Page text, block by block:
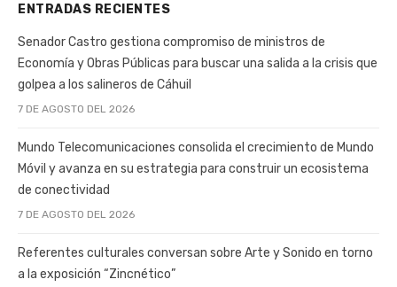
ENTRADAS RECIENTES
Senador Castro gestiona compromiso de ministros de
Economía y Obras Públicas para buscar una salida a la crisis que
golpea a los salineros de Cáhuil
7 DE AGOSTO DEL 2026
Mundo Telecomunicaciones consolida el crecimiento de Mundo
Móvil y avanza en su estrategia para construir un ecosistema
de conectividad
7 DE AGOSTO DEL 2026
Referentes culturales conversan sobre Arte y Sonido en torno
a la exposición “Zincnético”